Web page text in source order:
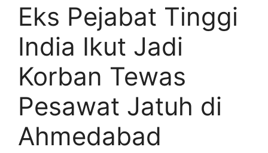
Eks Pejabat Tinggi
India Ikut Jadi
Korban Tewas
Pesawat Jatuh di
Ahmedabad